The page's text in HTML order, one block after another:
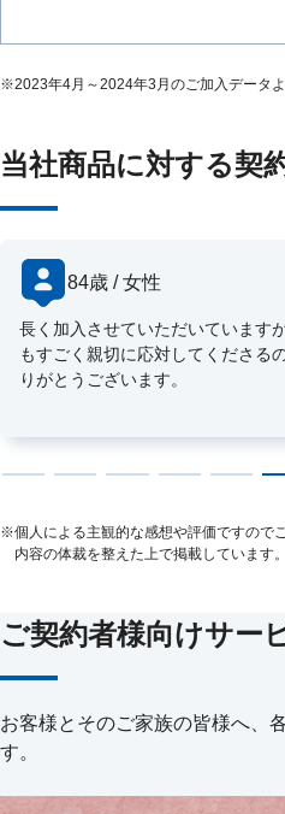
※2023年4月～2024年3月のご加入データ
当社商品に対する契
84歳 / 女性
長く加入させていただいています
もすごく親切に応対してくださる
りがとうございます。
※個人による主観的な感想や評価ですので
内容の体裁を整えた上で掲載しています。
ご契約者様向けサー
お客様とそのご家族の皆様へ、
す。